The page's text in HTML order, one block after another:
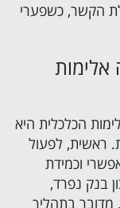
הקשר, כשפערי
אלימות
הכלכלית היא
ראשית, לפעול
וכמידת
בנק נפרד,
בתהליך